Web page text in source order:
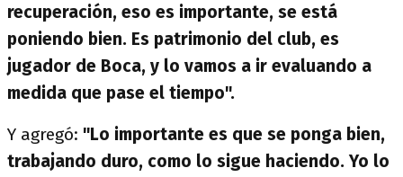
recuperación, eso es importante, se está
poniendo bien. Es patrimonio del club, es
jugador de Boca, y lo vamos a ir evaluando a
medida que pase el tiempo".
Y agregó: "Lo importante es que se ponga bien,
trabajando duro, como lo sigue haciendo. Yo lo